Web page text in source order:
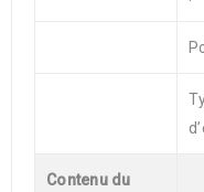
Contenu du